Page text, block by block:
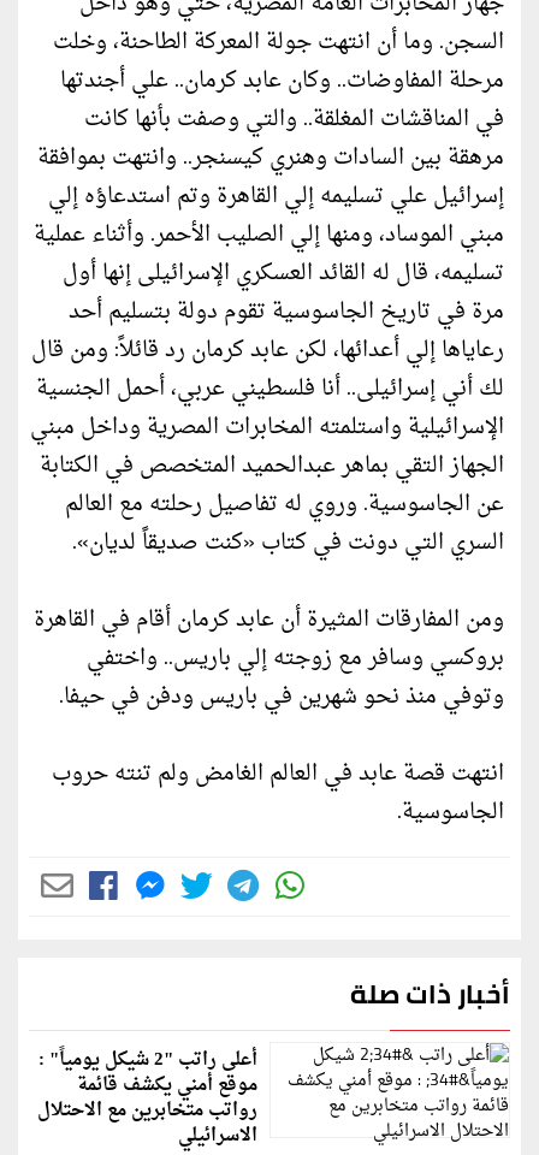
السجن. وما أن انتهت جولة المعركة الطاحنة، وخلت
مرحلة المفاوضات.. وكان عابد كرمان.. علي أجندتها
في المناقشات المغلقة.. والتي وصفت بأنها كانت
مرهقة بين السادات وهنري كيسنجر.. وانتهت بموافقة
إسرائيل علي تسليمه إلي القاهرة وتم استدعاؤه إلي
مبني الموساد، ومنها إلي الصليب الأحمر. وأثناء عملية
تسليمه، قال له القائد العسكري الإسرائيلى إنها أول
مرة في تاريخ الجاسوسية تقوم دولة بتسليم أحد
رعاياها إلي أعدائها، لكن عابد كرمان رد قائلاً: ومن قال
لك أني إسرائيلى.. أنا فلسطيني عربي، أحمل الجنسية
الإسرائيلية واستلمته المخابرات المصرية وداخل مبني
الجهاز التقي بماهر عبدالحميد المتخصص في الكتابة
عن الجاسوسية. وروي له تفاصيل رحلته مع العالم
السري التي دونت في كتاب «كنت صديقاً لديان».
ومن المفارقات المثيرة أن عابد كرمان أقام في القاهرة
بروكسي وسافر مع زوجته إلي باريس.. واختفي
وتوفي منذ نحو شهرين في باريس ودفن في حيفا.
انتهت قصة عابد في العالم الغامض ولم تنته حروب
الجاسوسية.
أخبار ذات صلة
أعلى راتب "2 شيكل يومياً" :
موقع أمني يكشف قائمة
رواتب متخابرين مع الاحتلال
الاسرائيلي